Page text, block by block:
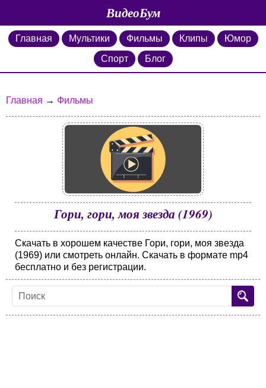
ВидеоБум
Главная Мультики Фильмы Клипы
Юмор
Спорт
Блог
Главная → Фильмы
Гори, гори, моя звезда (1969)
Скачать в хорошем качестве Гори, гори, моя звезда
(1969) или смотреть онлайн. Скачать в формате mp4
бесплатно и без регистрации.